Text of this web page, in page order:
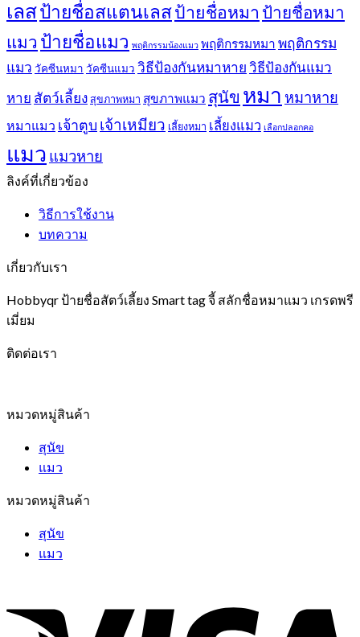
เลสป้ายชื่อสแตนเลสป้ายชื่อหมา ป้ายชื่อหมา
แมว ป้ายชื่อแมว พฤติกรรมน้องแมว พฤติกรรมหมา พฤติกรรม
แมว วัคซีนหมา วัคซีนแมว วิธีป้องกันหมาหายวิธีป้องกันแมว
หาย สัตว์เลี้ยง สุขภาพหมา สุขภาพแมว สุนัข หมา หมาหาย
หมาแมว เจ้าตูบ เจ้าเหมียว เลี้ยงหมา เลี้ยงแมว เลือกปลอกคอ
แมว แมวหาย
ลิงค์ที่เกี่ยวข้อง
วิธีการใช้งาน
บทความ
เกี่ยวกับเรา
Hobbyqr ป้ายชื่อสัตว์เลี้ยง Smart tag จี้ สลักชื่อหมาแมว เกรดพรี
เมี่ยม
ติดต่อเรา
หมวดหมู่สินค้า
สุนัข
แมว
หมวดหมู่สินค้า
สุนัข
แมว